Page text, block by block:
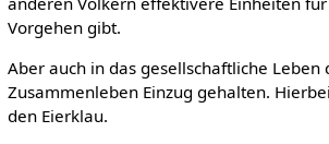
Vorgehen gibt.
Aber auch in das gesellschaftliche Leben
Zusammenleben Einzug gehalten.
den Eierklau.